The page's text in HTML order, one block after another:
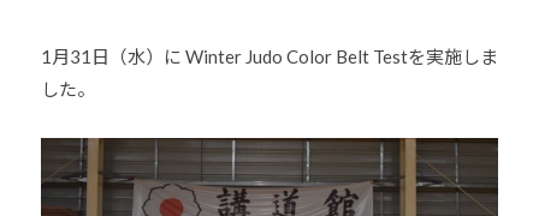
1月31日（水）に Winter Judo Color Belt Testを実施しま
した。